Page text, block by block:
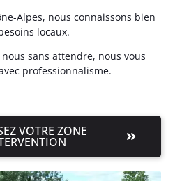
Alpes, nous connaissons bien
locaux.
sans attendre, nous vous
professionnalisme.
VOTRE ZONE